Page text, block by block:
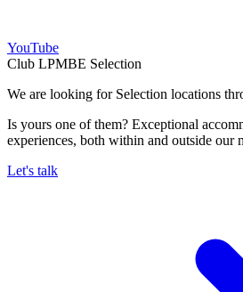
YouTube
Club LPMBE Selection
We are looking for Selection locations
Is yours one of them? Exceptional
experiences, both within and outside our
Let's talk